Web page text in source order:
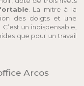
. La mitre à la
des doigts et une
un indispensable,
que pour un travail
Arcos